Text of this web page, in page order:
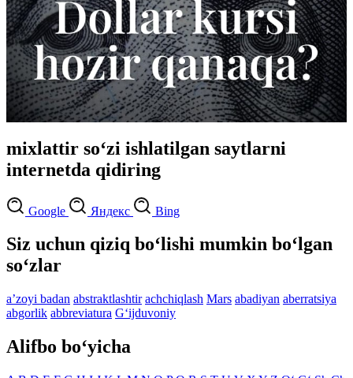
mixlattir so‘zi ishlatilgan saytlarni
internetda qidiring
Google Яндекс Bing
Siz uchun qiziq bo‘lishi mumkin bo‘lgan
so‘zlar
aʼzoyi badan abstraktlashtir achchiqlash Mars abadiyan aberratsiya
abgorlik abbreviatura G‘ijduvoniy
Alifbo bo‘yicha